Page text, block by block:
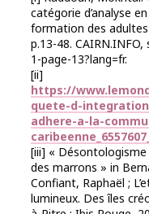
catégorie d’analyse
formation des adultes
p.13-48.
1-page-13?lang=fr.
[ii]
https://
quete-d-
adhere-a-la-
[iii] «
des marrons » in
Confiant, Raphaël ;
lumineux. Des îles